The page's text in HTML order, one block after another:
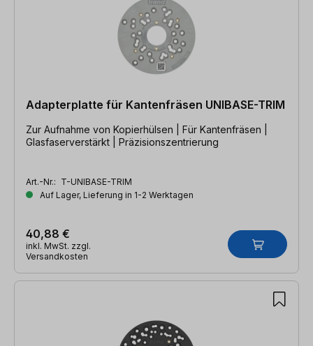
Adapterplatte für Kantenfräsen UNIBASE-TRIM
Zur Aufnahme von Kopierhülsen | Für Kantenfräsen |
Glasfaserverstärkt | Präzisionszentrierung
Art.-Nr.: T-UNIBASE-TRIM
Auf Lager, Lieferung in 1-2 Werktagen
40,88 €
inkl. MwSt. zzgl.
Versandkosten